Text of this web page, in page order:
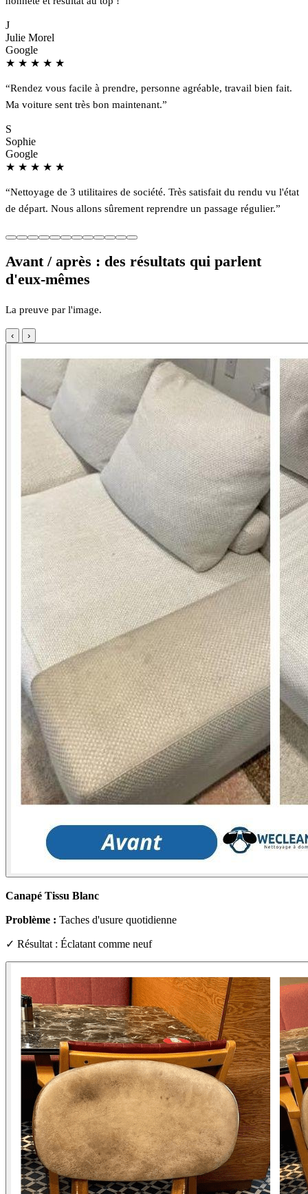
J
Julie Morel
Google
★ ★ ★ ★ ★
“Rendez vous facile à prendre, personne agréable, travail bien fait.
Ma voiture sent très bon maintenant.”
S
Sophie
Google
★ ★ ★ ★ ★
“Nettoyage de 3 utilitaires de société. Très satisfait du rendu vu l'état
de départ. Nous allons sûrement reprendre un passage régulier.”
Avant / après : des résultats qui parlent
d'eux-mêmes
La preuve par l'image.
‹ ›
Canapé Tissu Blanc
Problème : Taches d'usure quotidienne
✓ Résultat : Éclatant comme neuf